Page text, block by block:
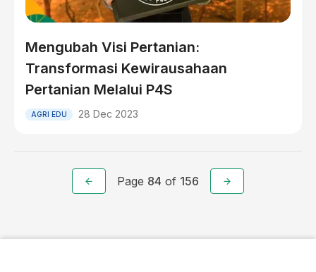
Mengubah Visi Pertanian:
Transformasi Kewirausahaan
Pertanian Melalui P4S
AGRI EDU 28 Dec 2023
Page 84 of 156